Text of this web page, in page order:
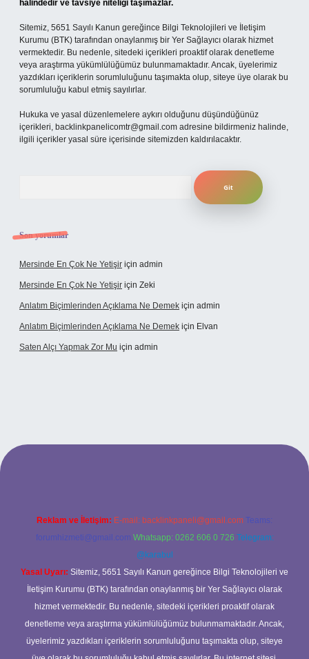
halindedir ve tavsiye niteliği taşımazlar.
Sitemiz, 5651 Sayılı Kanun gereğince Bilgi Teknolojileri ve İletişim
Kurumu (BTK) tarafından onaylanmış bir Yer Sağlayıcı olarak hizmet
vermektedir. Bu nedenle, sitedeki içerikleri proaktif olarak denetleme
veya araştırma yükümlülüğümüz bulunmamaktadır. Ancak, üyelerimiz
yazdıkları içeriklerin sorumluluğunu taşımakta olup, siteye üye olarak bu
sorumluluğu kabul etmiş sayılırlar.
Hukuka ve yasal düzenlemelere aykırı olduğunu düşündüğünüz
içerikleri, backlinkpanelicomtr@gmail.com adresine bildirmeniz halinde,
ilgili içerikler yasal süre içerisinde sitemizden kaldırılacaktır.
Son yorumlar
Mersinde En Çok Ne Yetişir için admin
Mersinde En Çok Ne Yetişir için Zeki
Anlatım Biçimlerinden Açıklama Ne Demek için admin
Anlatım Biçimlerinden Açıklama Ne Demek için Elvan
Saten Alçı Yapmak Zor Mu için admin
Reklam ve İletişim: E-mail: backlinkpaneli@gmail.com Teams:
forumhizmeti@gmail.com Whatsapp: 0262 606 0 726 Telegram:
@karabul
Yasal Uyarı: Sitemiz, 5651 Sayılı Kanun gereğince Bilgi Teknolojileri ve
İletişim Kurumu (BTK) tarafından onaylanmış bir Yer Sağlayıcı olarak
hizmet vermektedir. Bu nedenle, sitedeki içerikleri proaktif olarak
denetleme veya araştırma yükümlülüğümüz bulunmamaktadır. Ancak,
üyelerimiz yazdıkları içeriklerin sorumluluğunu taşımakta olup, siteye